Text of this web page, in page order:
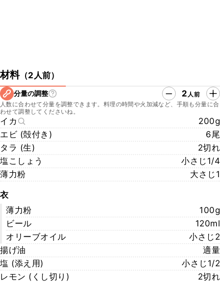
材料（2人前）
分量の調整 2 人前
人数に合わせて分量を調整できます。料理の時間や火加減など、手順も分量に合
わせて調整してくださいね。
イカ
200g
エビ (殻付き)
6尾
タラ (生)
2切れ
塩こしょう
小さじ1/4
薄力粉
大さじ1
衣
薄力粉
100g
ビール
120ml
オリーブオイル
小さじ2
揚げ油
適量
塩 (添え用)
小さじ1/2
レモン (くし切り)
2切れ